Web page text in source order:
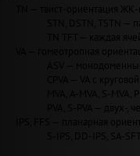
TN — твист-ориентация
STN, DSTN, TSTN
TN TFT — каждая
VA — гомеотропная
ASV —
CPVA — VA с
MVA, A-MVA, S-
PVA, S-PVA — двух-
IPS, FFS — планарная
S-IPS, DD-IPS, SA-